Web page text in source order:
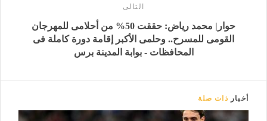
التالى
حوار| محمد رياض: حققت 50% من أحلامى للمهرجان
القومى للمسرح.. وحلمى الأكبر إقامة دورة كاملة فى
المحافظات - بوابة المدينة برس
أخبار ذات صلة